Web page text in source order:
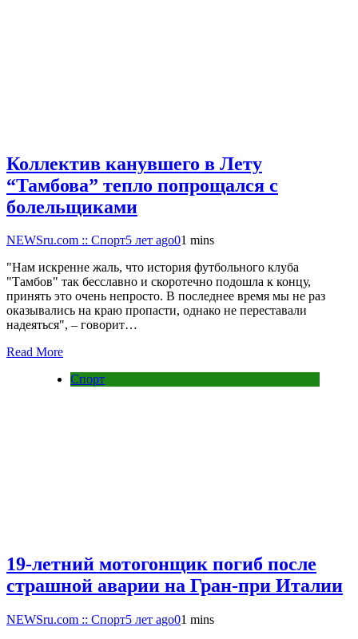
Коллектив канувшего в Лету
“Тамбова” тепло попрощался с
болельщиками
NEWSru.com :: Спорт5 лет ago01 mins
"Нам искренне жаль, что история футбольного клуба
"Тамбов" так бесславно и скоротечно подошла к концу,
принять это очень непросто. В последнее время мы не раз
оказывались на краю пропасти, однако не переставали
надеяться", – говорит…
Read More
Спорт
19-летний мотогонщик погиб после
страшной аварии на Гран-при Италии
NEWSru.com :: Спорт5 лет ago01 mins